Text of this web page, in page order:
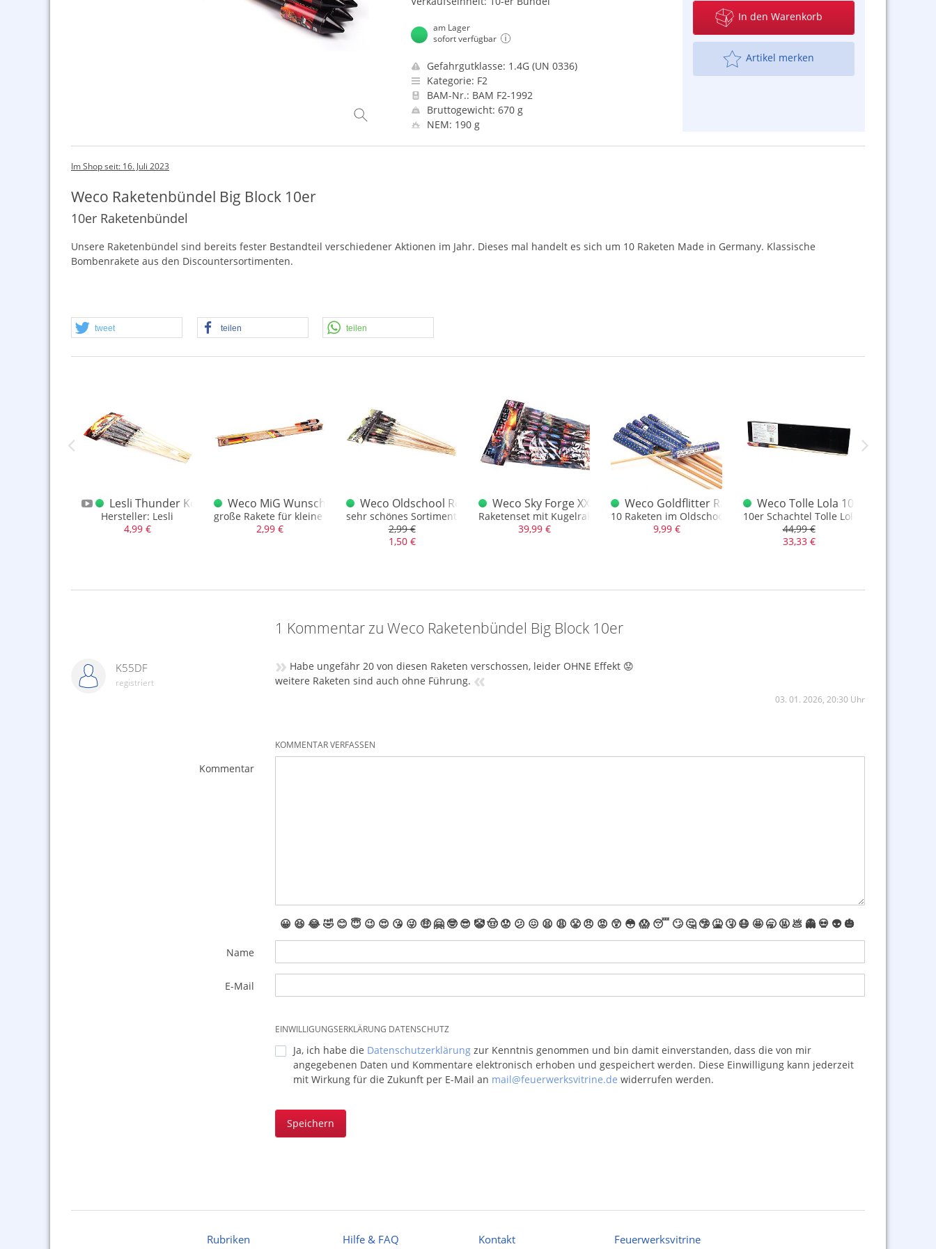
am Lager
sofort verfügbar
Gefahrgutklasse: 1.4G (UN 0336)
Kategorie: F2
BAM-Nr.: BAM F2-1992
Bruttogewicht: 670 g
NEM: 190 g
In den Warenkorb
Artikel merken
Im Shop seit: 16. Juli 2023
Weco Raketenbündel Big Block 10er
10er Raketenbündel
Unsere Raketenbündel sind bereits fester Bestandteil verschiedener Aktionen im Jahr. Dieses mal handelt es sich um 10 Raketen Made in Germany. Klassische
Bombenrakete aus den Discountersortimenten.
tweet teilen teilen
1, 2, 3 Dt. solo
mit Goldeffekt, Made in Germany
Lesli Thunder Kong Thunder Birds 10er Sortiment
Hersteller: Lesli
4,99 €
Weco MiG Wunschrakete dt.
große Rakete für kleine und große Wünsche
2,99 €
Weco Oldschool Rockets
sehr schönes Sortiment mit 1 kräftigen Pfeifrakete und leisen Buketts
2,99 €
1,50 €
Weco Sky Forge XXL Raketensortiment
Raketenset mit Kugelraketen
39,99 €
Weco Goldflitter Raketen Groß 10er Bündel
10 Raketen im Oldschool Design
9,99 €
Weco Tolle Lola 10er Schachtel
10er Schachtel Tolle Lola, Made in
44,99 €
33,33 €
1 Kommentar zu Weco Raketenbündel Big Block 10er
K55DF
registriert
» Habe ungefähr 20 von diesen Raketen verschossen, leider OHNE Effekt 😟
weitere Raketen sind auch ohne Führung. «
03. 01. 2026, 20:30 Uhr
KOMMENTAR VERFASSEN
Kommentar
😀 😆 😂🤣 😊 😇 😉 😍 😘 😜 🤑 🤗 🤓 😎 🤡🤠 😟 😕 😖 😫 😩 😤 😠 😡 😲 😳 😱 😴 🙄 🤔 🤥 🤮 🤧 😷 🤩 🥱 🤬 💩 👻 💀 👽 🎃
Name
E-Mail
EINWILLIGUNGSERKLÄRUNG DATENSCHUTZ
Ja, ich habe die Datenschutzerklärungzur Kenntnis genommen und bin damit einverstanden, dass die von mir
angegebenen Daten und Kommentare elektronisch erhoben und gespeichert werden. Diese Einwilligung kann jederzeit
mit Wirkung für die Zukunft per E-Mail an mail@feuerwerksvitrine.de widerrufen werden.
Speichern
Rubriken Hilfe & FAQ Kontakt Feuerwerksvitrine